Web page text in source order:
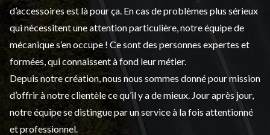
d’accessoiresest là pour ça. En cas de problèmes plus sérieux
qui nécessitent une attention particulière, notre équipe de
mécanique s’en occupe ! Ce sont des personnes expertes et
formées, qui connaissent à fond leur métier.
Depuis notre création, nous nous sommes donné pour mission
d’offrir à notre clientèle ce qu’il y a de mieux. Jour après jour,
notre équipe se distingue par un service à la fois attentionné
et professionnel.